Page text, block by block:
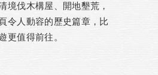
境伐木構屋、開地墾荒，
令人動容的歷史篇章，比
更值得前往。